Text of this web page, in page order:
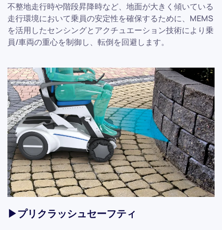
不整地走行時や階段昇降時など、地面が大きく傾いている
走行環境において乗員の安定性を確保するために、MEMS
を活用したセンシングとアクチュエーション技術により乗
員/車両の重心を制御し、転倒を回避します。
▶プリクラッシュセーフティ